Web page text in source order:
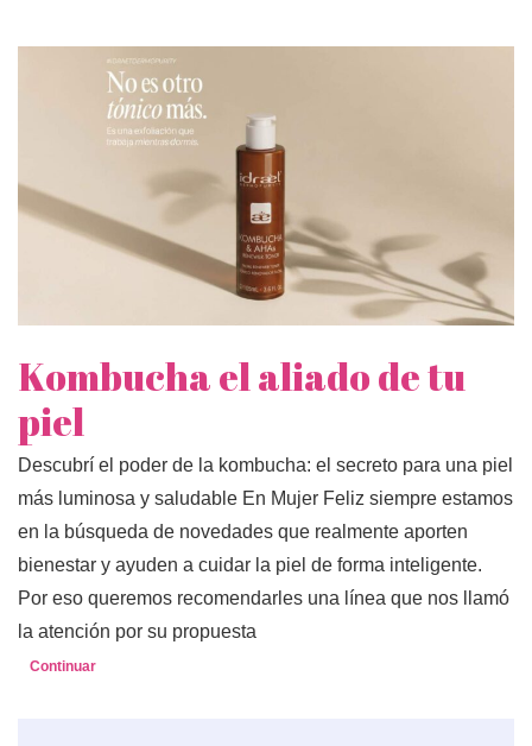
Kombucha el aliado de tu
piel
Descubrí el poder de la kombucha: el secreto para una piel
más luminosa y saludable En Mujer Feliz siempre estamos
en la búsqueda de novedades que realmente aporten
bienestar y ayuden a cuidar la piel de forma inteligente.
Por eso queremos recomendarles una línea que nos llamó
la atención por su propuesta
Continuar